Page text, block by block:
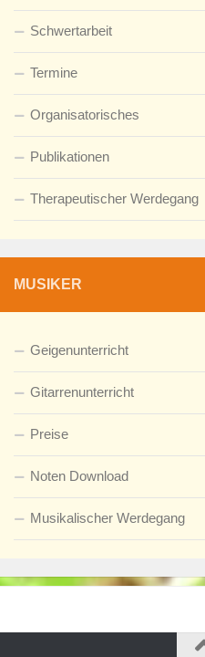
Schwertarbeit
Termine
Organisatorisches
Publikationen
Therapeutischer Werdegang
MUSIKER
Geigenunterricht
Gitarrenunterricht
Preise
Noten Download
Musikalischer Werdegang